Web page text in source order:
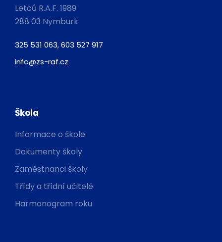
Letců R.A.F. 1989
288 03 Nymburk
325 531 063, 603 527 917
info@zs-raf.cz
Škola
Informace o škole
Dokumenty školy
Zaměstnanci školy
Třídy a třídní učitelé
Harmonogram roku